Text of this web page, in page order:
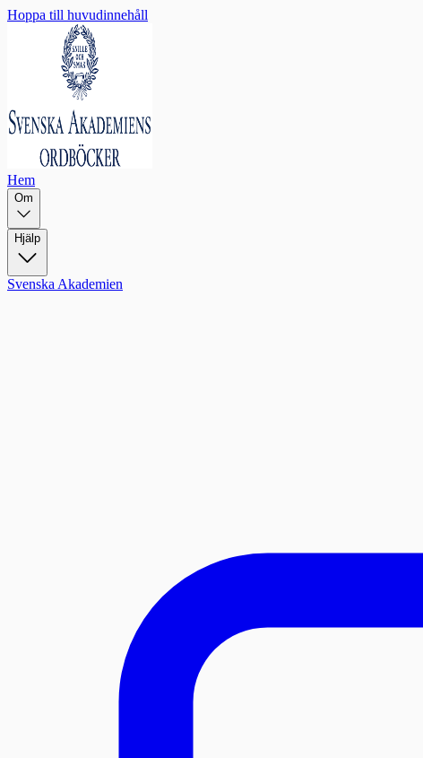
Hoppa till huvudinnehåll
Hem
Om
Hjälp
Svenska Akademien